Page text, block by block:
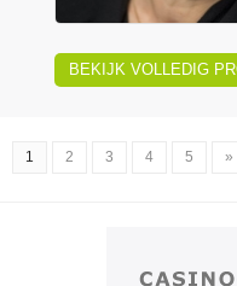
BEKIJK VOLLEDIG
1 2 3 4 5 »